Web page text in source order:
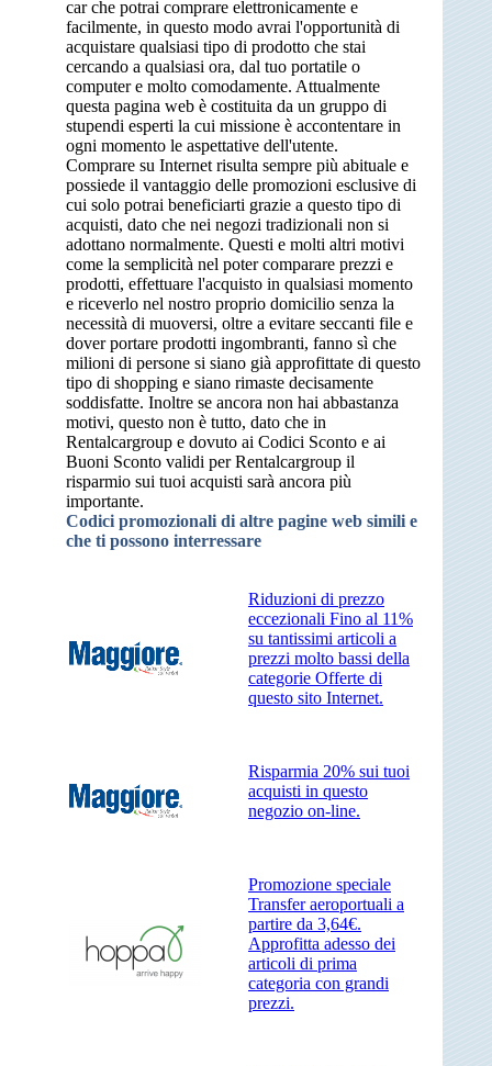
car che potrai comprare elettronicamente e
facilmente, in questo modo avrai l'opportunità di
acquistare qualsiasi tipo di prodotto che stai
cercando a qualsiasi ora, dal tuo portatile o
computer e molto comodamente. Attualmente
questa pagina web è costituita da un gruppo di
stupendi esperti la cui missione è accontentare in
ogni momento le aspettative dell'utente.
Comprare su Internet risulta sempre più abituale e
possiede il vantaggio delle promozioni esclusive di
cui solo potrai beneficiarti grazie a questo tipo di
acquisti, dato che nei negozi tradizionali non si
adottano normalmente. Questi e molti altri motivi
come la semplicità nel poter comparare prezzi e
prodotti, effettuare l'acquisto in qualsiasi momento
e riceverlo nel nostro proprio domicilio senza la
necessità di muoversi, oltre a evitare seccanti file e
dover portare prodotti ingombranti, fanno sì che
milioni di persone si siano già approfittate di questo
tipo di shopping e siano rimaste decisamente
soddisfatte. Inoltre se ancora non hai abbastanza
motivi, questo non è tutto, dato che in
Rentalcargroup e dovuto ai Codici Sconto e ai
Buoni Sconto validi per Rentalcargroup il
risparmio sui tuoi acquisti sarà ancora più
importante.
Codici promozionali di altre pagine web simili e
che ti possono interressare
Riduzioni di prezzo
eccezionali Fino al 11%
su tantissimi articoli a
prezzi molto bassi della
categorie Offerte di
questo sito Internet.
Risparmia 20% sui tuoi
acquisti in questo
negozio on-line.
Promozione speciale
Transfer aeroportuali a
partire da 3,64€.
Approfitta adesso dei
articoli di prima
categoria con grandi
prezzi.